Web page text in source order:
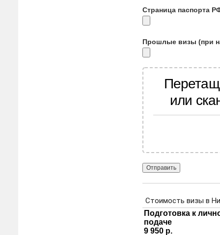
Страница паспорта
Прошлые визы (при
или